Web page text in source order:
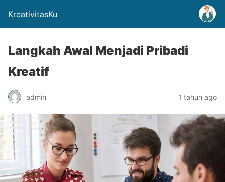
KreativitasKu
Langkah Awal Menjadi Pribadi
Kreatif
admin 1 tahun ago